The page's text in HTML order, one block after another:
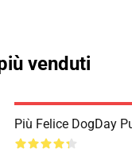
venduti
Più Felice DogDay